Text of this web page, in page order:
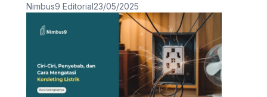
Nimbus9 Editorial23/05/2025